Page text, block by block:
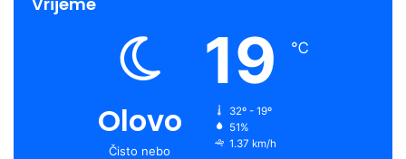
Olovo
Čisto nebo
19 ℃
32º - 19º
51%
1.37 km/h